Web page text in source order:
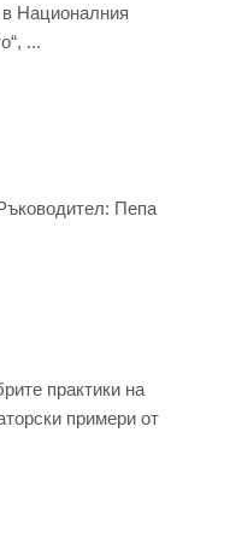
в Националния
...
Пепа
практики на
примери от